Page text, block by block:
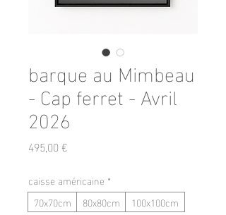
barque au Mimbeau
- Cap ferret - Avril
2026
495,00 €Prix
caisse américaine *
70x70cm
80x80cm
100x100cm